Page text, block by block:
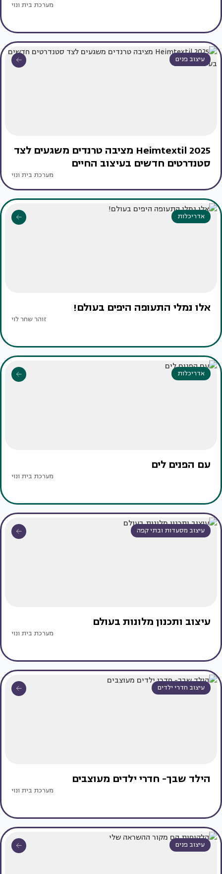
מערכת בית ונוי
עיצוב פנים
Heimtextil 2025 מציבה טרנדים משגעים לצד
סטנדרטים חדשים בעיצוב החיים
מערכת בית ונוי
אדריכלות
אלו נמלי התעופה היפים בעולם!
זוהר שחר לוי
אדריכלות
עם הפנים לים
מערכת בית ונוי
עיצוב מסעדות ובתי קפה
עיצוב ותכנון מלונות בעולם
מערכת בית ונוי
עיצוב חדרי ילדים
הילד שבך- חדרי ילדים מעוצבים
מערכת בית ונוי
עיצוב פנים